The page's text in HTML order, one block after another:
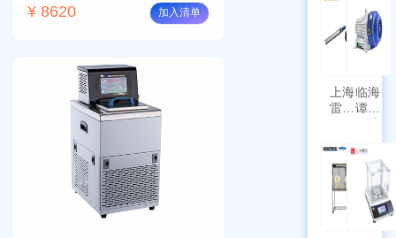
¥ 8620 加入清单
上海
雷磁
符合
新国
标带
功能
临海
谭氏
干式
泵
SPL-
10